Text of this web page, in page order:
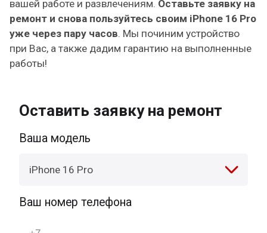
вашей работе и развлечениям. Оставьте заявку на
ремонт и снова пользуйтесь своим iPhone 16 Pro
уже через пару часов. Мы починим устройство
при Вас, а также дадим гарантию на выполненные
работы!
Оставить заявку на ремонт
Ваша модель
iPhone 16 Pro
Ваш номер телефона